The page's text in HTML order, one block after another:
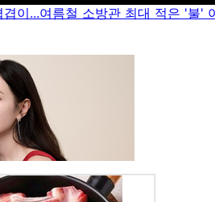
이...여름철 소방관 최대 적은 '불'